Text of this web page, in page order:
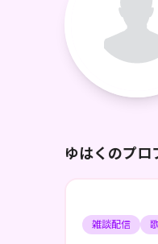
ゆはくのプロ
雑談配信